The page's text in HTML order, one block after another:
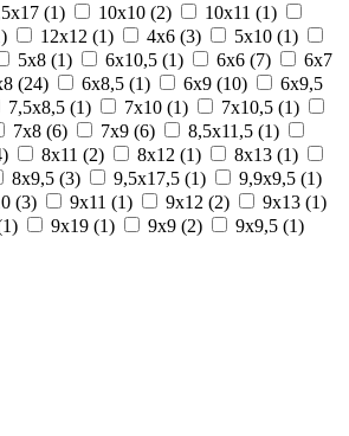
(1) 10х10 (2) 10х11 (1)
) 12х12 (1) 4х6 (3) 5х10 (1)
5х8 (1) 6х10,5 (1) 6х6 (7)
6х7
(24) 6х8,5 (1) 6х9 (10)
6х9,5
7,5х8,5 (1) 7х10 (1) 7х10,5 (1)
7х8 (6) 7х9 (6) 8,5х11,5 (1)
) 8х11 (2) 8х12 (1) 8х13 (1)
8х9,5 (3) 9,5х17,5 (1) 9,9х9,5 (1)
(3) 9х11 (1) 9х12 (2) 9х13 (1)
1) 9х19 (1) 9х9 (2) 9х9,5 (1)